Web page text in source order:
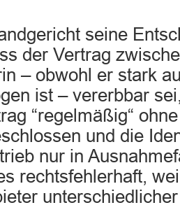
seine
der Vertrag
– obwohl er stark
ist – vererbbar
“regelmäßig“
und die
nur in
rechtsfehlerhaft,